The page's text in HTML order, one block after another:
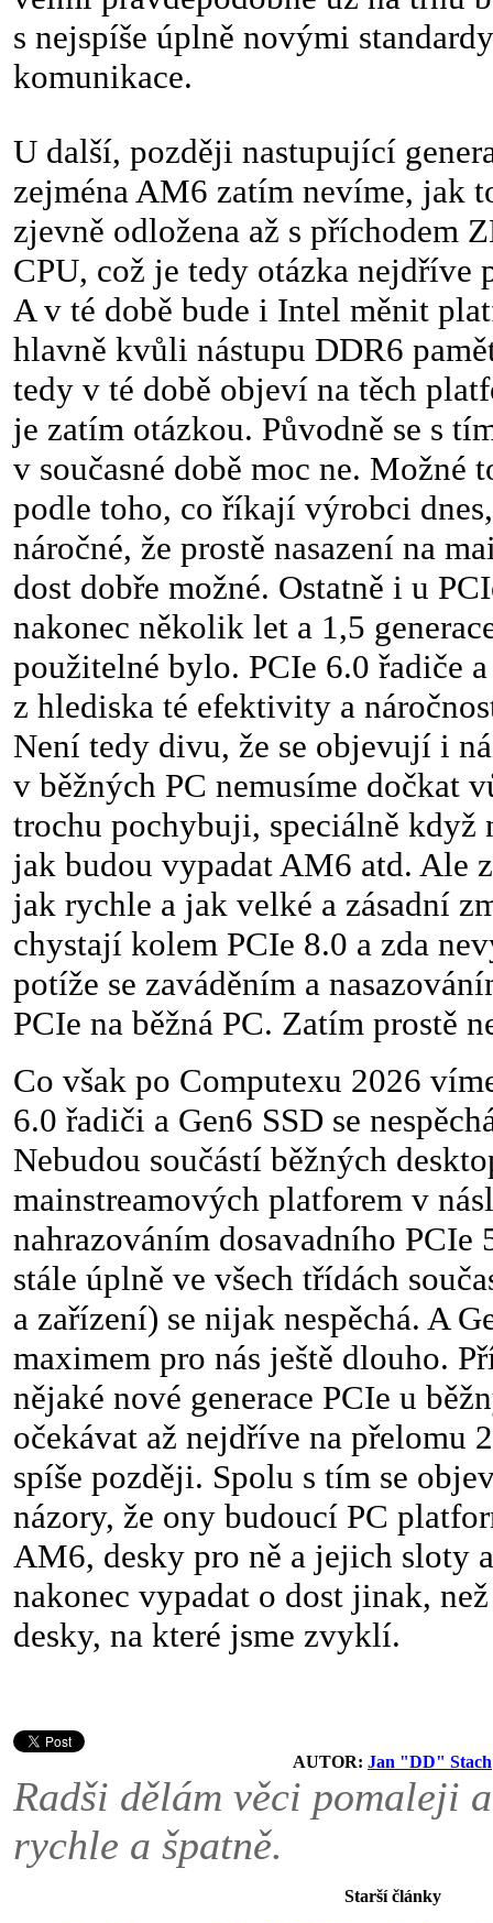
s nejspíše úplně novými
komunikace.
U další, později nastupující
zejména AM6 zatím nevíme, jak
zjevně odložena až s příchodem
CPU, což je tedy otázka nejdříve
A v té době bude i Intel měnit
hlavně kvůli nástupu DDR6
tedy v té době objeví na těch
je zatím otázkou. Původně se s
v současné době moc ne. Možné
podle toho, co říkají výrobci
náročné, že prostě nasazení na
dost dobře možné. Ostatně i u
nakonec několik let a 1,5
použitelné bylo. PCIe 6.0 řadiče
z hlediska té efektivity a
Není tedy divu, že se objevují i
v běžných PC nemusíme dočkat
trochu pochybuji, speciálně když
jak budou vypadat AM6 atd. Ale
jak rychle a jak velké a zásadní
chystají kolem PCIe 8.0 a zda
potíže se zaváděním a
PCIe na běžná PC. Zatím prostě
Co však po Computexu 2026
6.0 řadiči a Gen6 SSD se
Nebudou součástí běžných
mainstreamových platforem v
nahrazováním dosavadního PCIe
stále úplně ve všech třídách
a zařízení) se nijak nespěchá. A
maximem pro nás ještě dlouho.
nějaké nové generace PCIe u
očekávat až nejdříve na přelomu
spíše později. Spolu s tím se
názory, že ony budoucí PC
AM6, desky pro ně a jejich sloty
nakonec vypadat o dost jinak,
desky, na které jsme zvyklí.
AUTOR: Jan "DD" Stach
Radši dělám věci pomaleji
rychle a špatně.
Starší články